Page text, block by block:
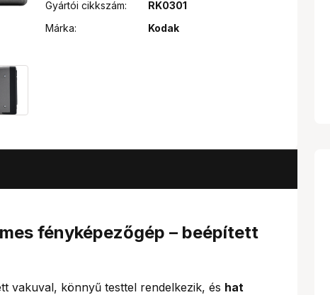
Gyártói cikkszám:
RK0301
Márka:
Kodak
fényképezőgép – beépített
vakuval, könnyű testtel rendelkezik, és hat